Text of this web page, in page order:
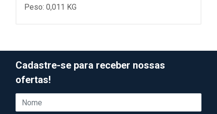
Peso: 0,011 KG
Cadastre-se para receber nossas
ofertas!